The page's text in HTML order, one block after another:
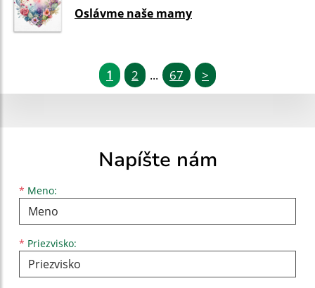
Oslávme naše mamy
1 2 ... 67 >
Napíšte nám
* Meno:
Meno
* Priezvisko:
Priezvisko
E-mailová adresa